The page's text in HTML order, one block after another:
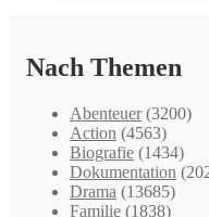
Nach Themen
Abenteuer (3200)
Action (4563)
Biografie (1434)
Dokumentation
Drama (13685)
Familie (1838)